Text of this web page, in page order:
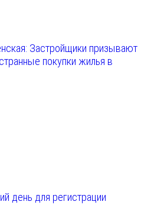
Застройщики призывают
покупки жилья в
день для регистрации